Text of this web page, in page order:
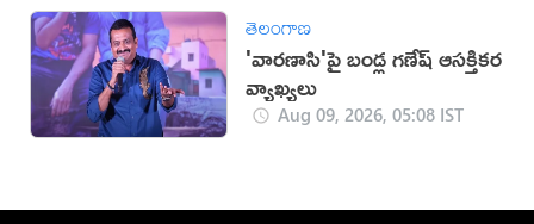
తెలంగాణ
'వారణాసి'పై బండ్ల గణేష్ ఆసక్తికర
వ్యాఖ్యలు
Aug 09, 2026, 05:08 IST